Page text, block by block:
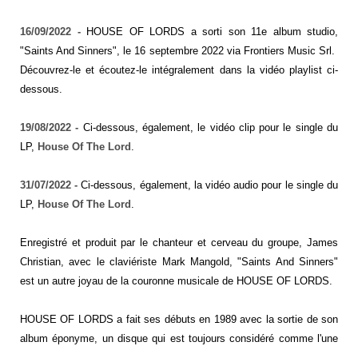
16/09/2022 - HOUSE OF LORDS a sorti son 11e album studio,
"Saints And Sinners", le 16 septembre 2022 via Frontiers Music Srl.
Découvrez-le et écoutez-le intégralement dans la vidéo playlist ci-
dessous.
19/08/2022 - Ci-dessous, également, le vidéo clip pour le single du
LP, House Of The Lord
31/07/2022 -Ci-dessous, également, la vidéo audio pour le single du
LP, House Of The Lord
Enregistré et produit par le chanteur et cerveau du groupe, James
Christian, avec le claviériste Mark Mangold, "Saints And Sinners"
est un autre joyau de la couronne musicale de HOUSE OF LORDS.
HOUSE OF LORDS a fait ses débuts en 1989 avec la sortie de son
album éponyme, un disque qui est toujours considéré comme l'une